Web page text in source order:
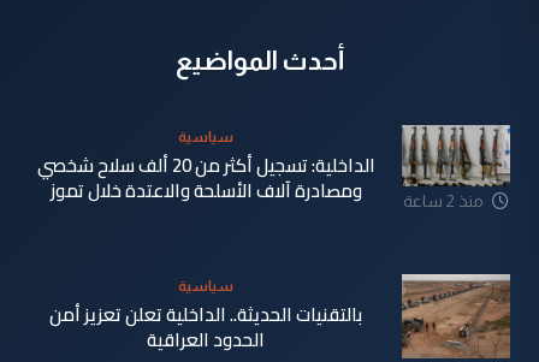
أحدث المواضيع
منذ 2 ساعة
سياسية
الداخلية: تسجيل أكثر من 20 ألف سلاح شخصي
ومصادرة آلاف الأسلحة والاعتدة خلال تموز
سياسية
بالتقنيات الحديثة.. الداخلية تعلن تعزيز أمن
الحدود العراقية